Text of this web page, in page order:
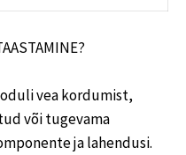
vea kordumist,
või tugevama
ja lahendusi.